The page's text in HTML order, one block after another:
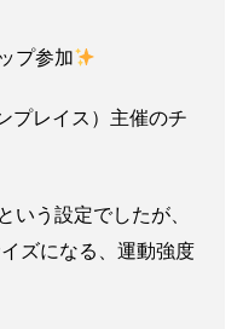
プ参加
プレイス）主催のチ
いう設定でしたが、
ズになる、運動強度